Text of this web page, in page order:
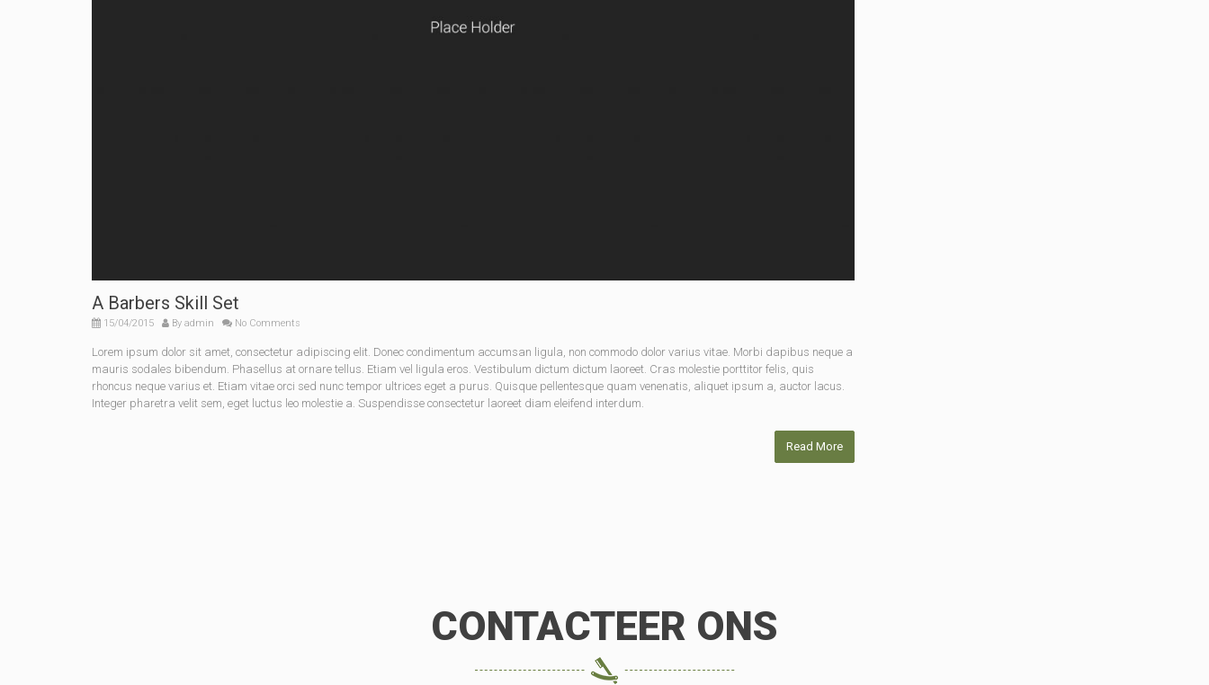
A Barbers Skill Set
15/04/2015 By admin No Comments
Lorem ipsum dolor sit amet, consectetur adipiscing elit. Donec condimentum accumsan ligula, non commodo dolor varius vitae. Morbi dapibus neque a
mauris sodales bibendum. Phasellus at ornare tellus. Etiam vel ligula eros. Vestibulum dictum dictum laoreet. Cras molestie porttitor felis, quis
rhoncus neque varius et. Etiam vitae orci sed nunc tempor ultrices eget a purus. Quisque pellentesque quam venenatis, aliquet ipsum a, auctor lacus.
Integer pharetra velit sem, eget luctus leo molestie a. Suspendisse consectetur laoreet diam eleifend interdum.
Read More
CONTACTEER ONS